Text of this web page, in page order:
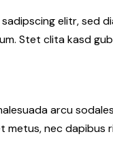
elitr, sed
Stet clita kasd
arcu
nec dapibus